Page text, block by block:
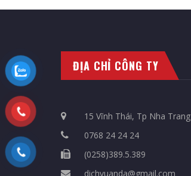
ĐỊA CHỈ CÔNG TY
15 Vĩnh Thái, Tp Nha Trang
0768 24 24 24
(0258)389.5.389
dichvuanda@gmail.com